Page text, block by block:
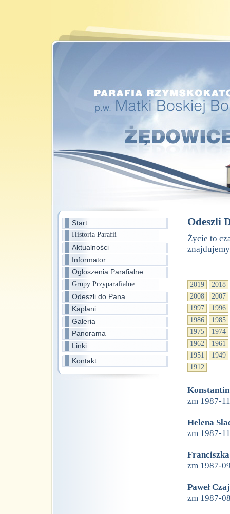
Start
Historia Parafii
Aktualności
Informator
Ogłoszenia Parafialne
Grupy Przyparafialne
Odeszli do Pana
Kapłani
Galeria
Panorama
Linki
Kontakt
Odeszli
Życie to
2019
2018
2008
2007
1997
1996
1986
1985
1975
1974
1962
1961
1951
1949
1912
zm 1987-
Helena
zm 1987-
zm 1987-
Paweł
zm 1987-